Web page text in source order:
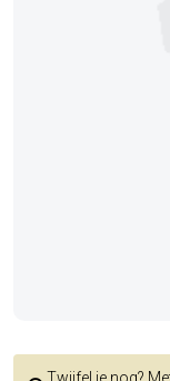
Twijfel je nog?